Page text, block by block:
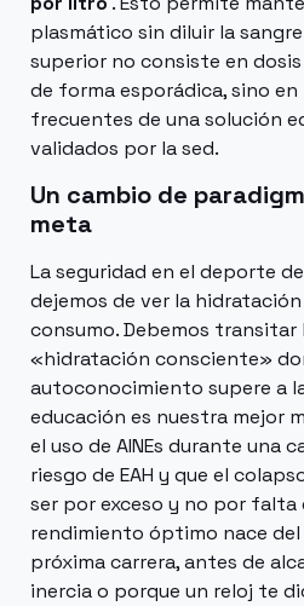
plasmático sin diluir la
superior no consiste en dosis
de forma esporádica, sino
frecuentes de una solución
validados por la sed.
Un cambio de
meta
La seguridad en el deporte
dejemos de ver la
consumo. Debemos transitar
«hidratación consciente»
autoconocimiento supere a
educación es nuestra mejor
el uso de AINEs durante una
riesgo de EAH y que el
ser por exceso y no por falta
rendimiento óptimo nace del
próxima carrera, antes de
inercia o porque un reloj te